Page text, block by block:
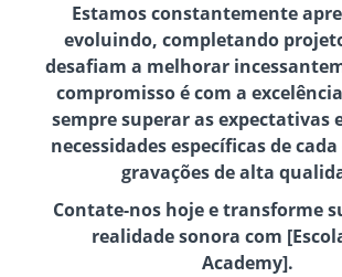
Estamos constantemente
evoluindo, completando
desafiam a melhorar
compromisso é com a
sempre superar as expectativas
necessidades específicas de
gravações de alta
Contate-nos hoje e transforme
realidade sonora com
Academy].